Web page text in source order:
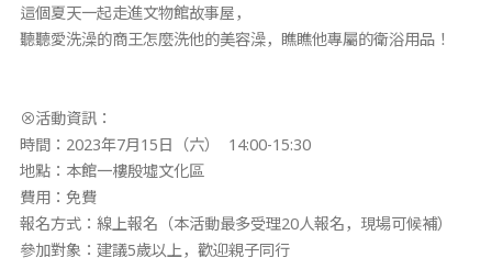
這個夏天一起走進文物館故事屋，
聽聽愛洗澡的商王怎麼洗他的美容澡，瞧瞧他專屬的衛浴用品！
⊗活動資訊：
時間：2023年7月15日（六） 14:00-15:30
地點：本館一樓殷墟文化區
費用：免費
報名方式：線上報名（本活動最多受理20人報名，現場可候補）
參加對象：建議5歲以上，歡迎親子同行